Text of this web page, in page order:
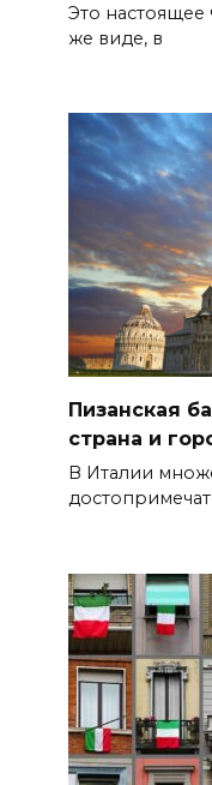
Это настоящее
же виде, в
Пизанская
страна и
В Италии